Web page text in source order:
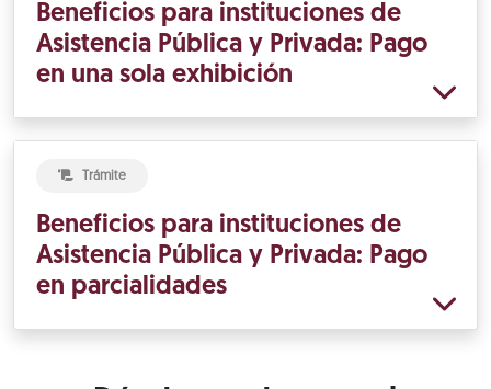
Beneficios para instituciones de
Asistencia Pública y Privada: Pago
en una sola exhibición
Trámite
Beneficios para instituciones de
Asistencia Pública y Privada: Pago
en parcialidades